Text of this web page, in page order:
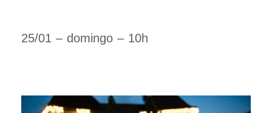
25/01 – domingo – 10h​